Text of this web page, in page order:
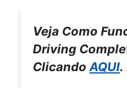
Veja Como
Driving
Clicando AQUI.